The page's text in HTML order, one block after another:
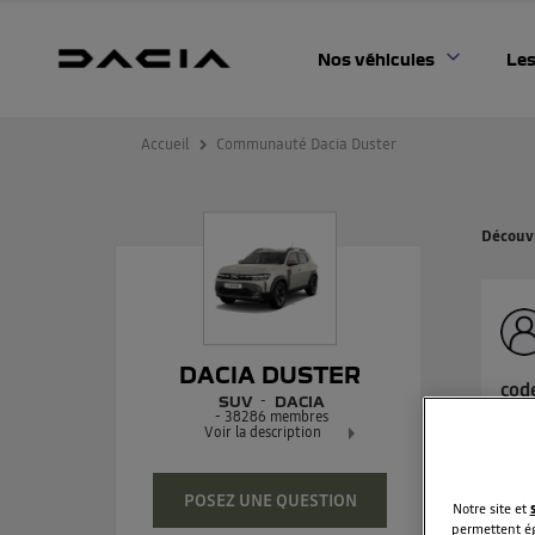
Nos véhicules
Accueil Communauté Dacia Duster
DACIA DUSTER
SUV DACIA
- 38286 membres
Voir la description
Dacia Duster - L'authentique SUV
POSEZ UNE QUESTION
Lire
Notre site et
permettent